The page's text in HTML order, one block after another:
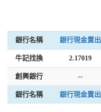
銀行名稱 銀行現金賣出
牛記找換 2.17019
創興銀行 --
銀行名稱 銀行現金賣出